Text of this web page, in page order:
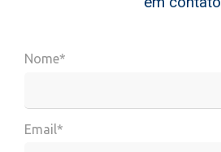
Nome*
Email*